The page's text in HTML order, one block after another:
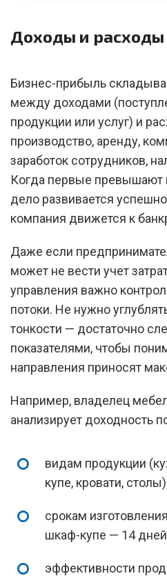
Доходы и расходы
Бизнес-прибыль
между доходами
продукции или услуг) и
производство, аренду,
заработок сотрудников,
Когда первые
дело развивается
компания движется к
Даже если
может не вести учет
управления важно
потоки. Не нужно
тонкости — достаточно
показателями, чтобы
направления приносят
Например, владелец
анализирует доходность
видам продукции
купе, кровати,
срокам
шкаф-купе — 14
эффективности